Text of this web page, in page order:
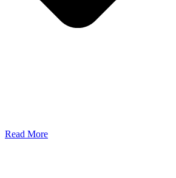
Read More